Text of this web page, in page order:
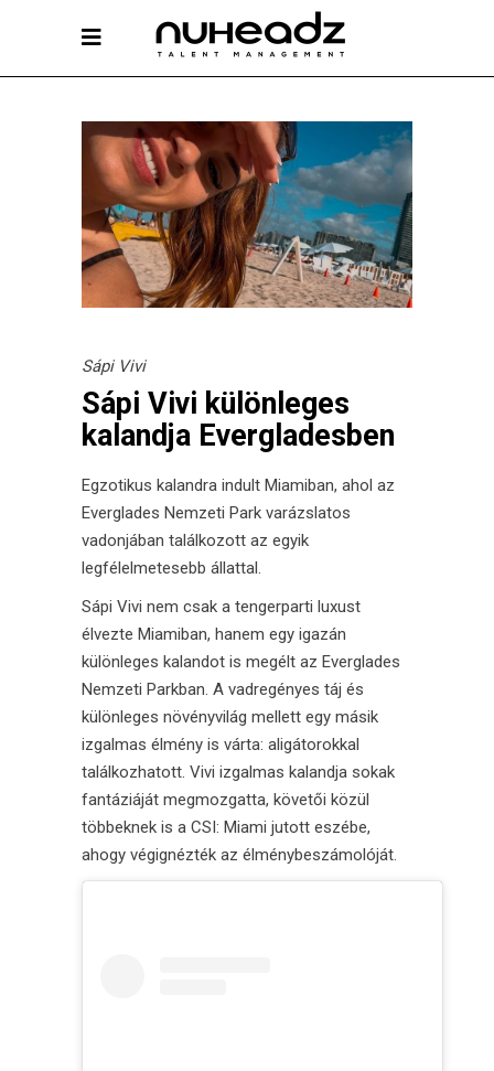
Sápi Vivi
Sápi Vivi különleges
kalandja Evergladesben
Egzotikus kalandra indult Miamiban, ahol az
Everglades Nemzeti Park varázslatos
vadonjában találkozott az egyik
legfélelmetesebb állattal.
Sápi Vivi nem csak a tengerparti luxust
élvezte Miamiban, hanem egy igazán
különleges kalandot is megélt az Everglades
Nemzeti Parkban. A vadregényes táj és
különleges növényvilág mellett egy másik
izgalmas élmény is várta: aligátorokkal
találkozhatott. Vivi izgalmas kalandja sokak
fantáziáját megmozgatta, követői közül
többeknek is a CSI: Miami jutott eszébe,
ahogy végignézték az élménybeszámolóját.